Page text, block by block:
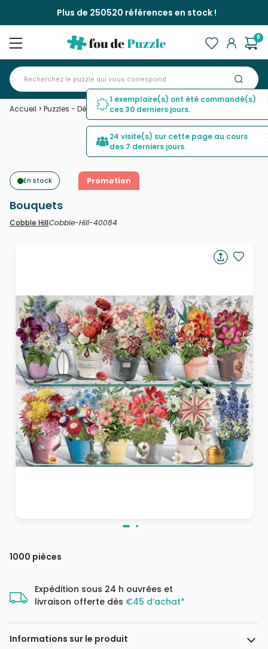
Plus de 250520 références en stock !
0
Accueil > Puzzles - Déco et Objets> Bouquets
En stock Promotion
Bouquets
Cobble HillCobble-Hill-40084
1000 pièces
Expédition sous 24 h ouvrées et
livraison offerte dès €45 d’achat*
Informations sur le produit
1 exemplaire(s) ont été commandé(s)
ces 30 derniers jours.
24 visite(s) sur cette page au cours
des 7 derniers jours.